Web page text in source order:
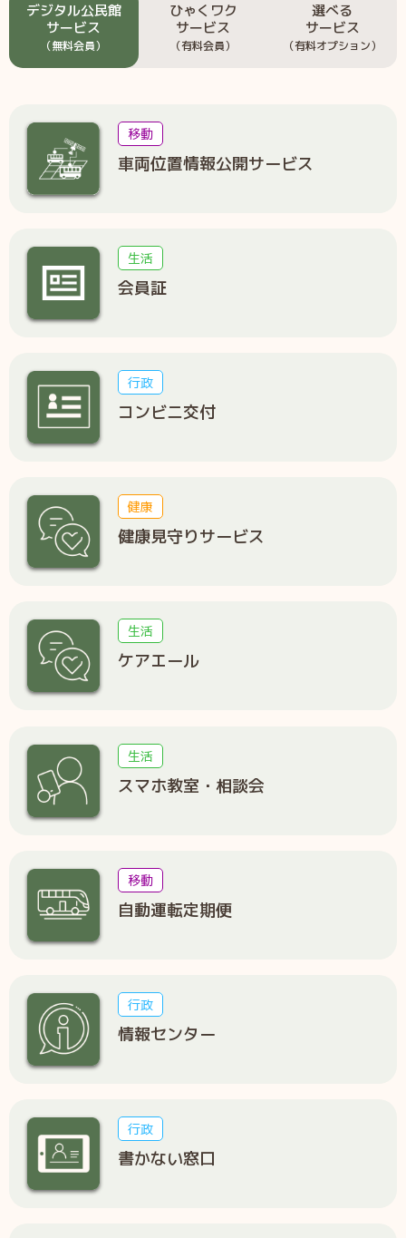
デジタル公民館
サービス
（無料会員）
ひゃくワク
サービス
（有料会員）
選べる
サービス
（有料オプション）
移動
車両位置情報公開サービス
生活
会員証
行政
コンビニ交付
健康
健康見守りサービス
生活
ケアエール
生活
スマホ教室・相談会
移動
自動運転定期便
行政
情報センター
行政
書かない窓口